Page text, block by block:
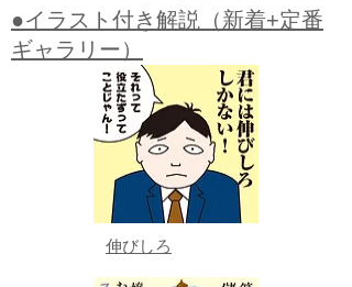
●イラスト付き解説（新着+定番
ギャラリー）
伸びしろ